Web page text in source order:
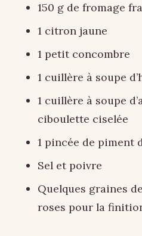
150 g de fromage
1 citron jaune
1 petit concombre
1 cuillère à soupe
1 cuillère à soupe
ciboulette ciselée
1 pincée de piment
Sel et poivre
Quelques graines
roses pour la